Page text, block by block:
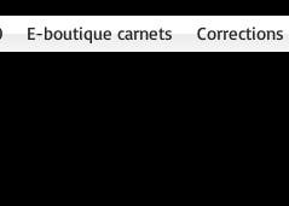
E-boutique carnets Corrections